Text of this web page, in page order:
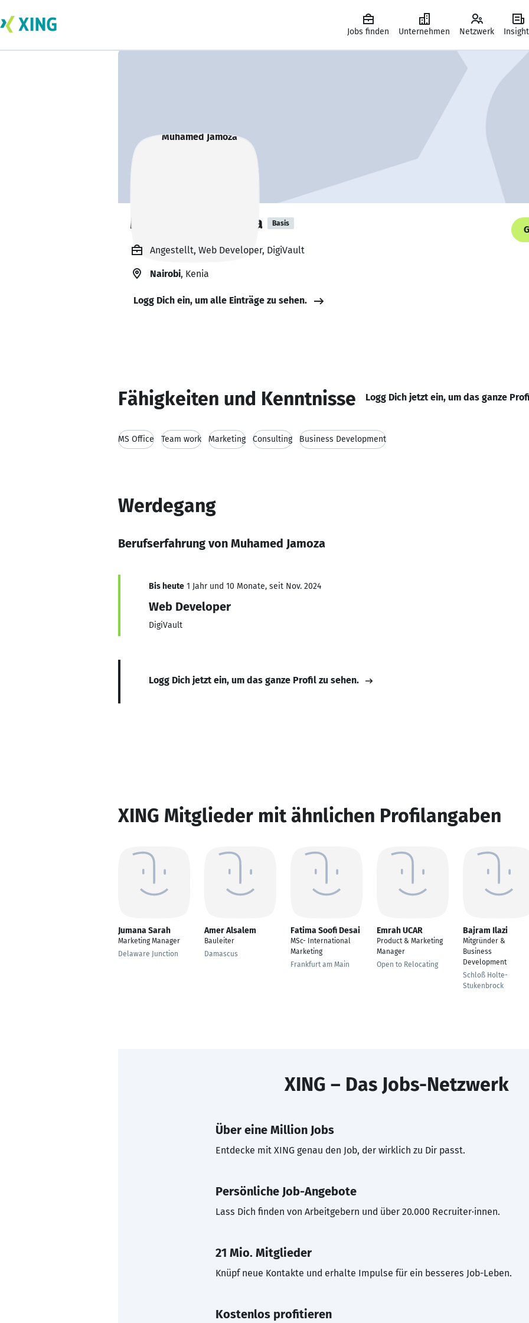
Jobs finden Unternehmen Netzwerk
Muhamed Jamoza Basis
Angestellt, Web Developer, DigiVault
Nairobi, Kenia
Logg Dich ein, um alle Einträge zu sehen.
Fähigkeiten und Kenntnisse Logg Dich jetzt ein, um das ganze
MS Office Team work Marketing Consulting Business Development
Werdegang
Berufserfahrung von Muhamed Jamoza
Bis heute 1 Jahr und 10 Monate, seit Nov. 2024
Web Developer
DigiVault
Logg Dich jetzt ein, um das ganze Profil zu sehen.
XING Mitglieder mit ähnlichen Profilangaben
Jumana Sarah
Marketing Manager
Delaware Junction
Amer Alsalem
Bauleiter
Damascus
Fatima Soofi Desai
MSc- International
Marketing
Frankfurt am Main
Emrah UCAR
Product & Marketing
Manager
Open to Relocating
Bajram Ilazi
Mitgründer &
Business
Development
Schloß Holte-
Stukenbrock
XING – Das Jobs-Netzwerk
Über eine Million Jobs
Entdecke mit XING genau den Job, der wirklich zu Dir passt.
Persönliche Job-Angebote
Lass Dich finden von Arbeitgebern und über 20.000 Recruiter·innen.
21 Mio. Mitglieder
Knüpf neue Kontakte und erhalte Impulse für ein besseres Job-Leben.
Kostenlos profitieren